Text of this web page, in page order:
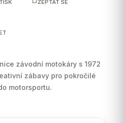
závodní motokáry s 1972
zábavy pro pokročilé
motorsportu.
TISK ZEPTAT SE